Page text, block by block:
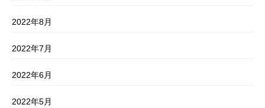
2022年8月
2022年7月
2022年6月
2022年5月